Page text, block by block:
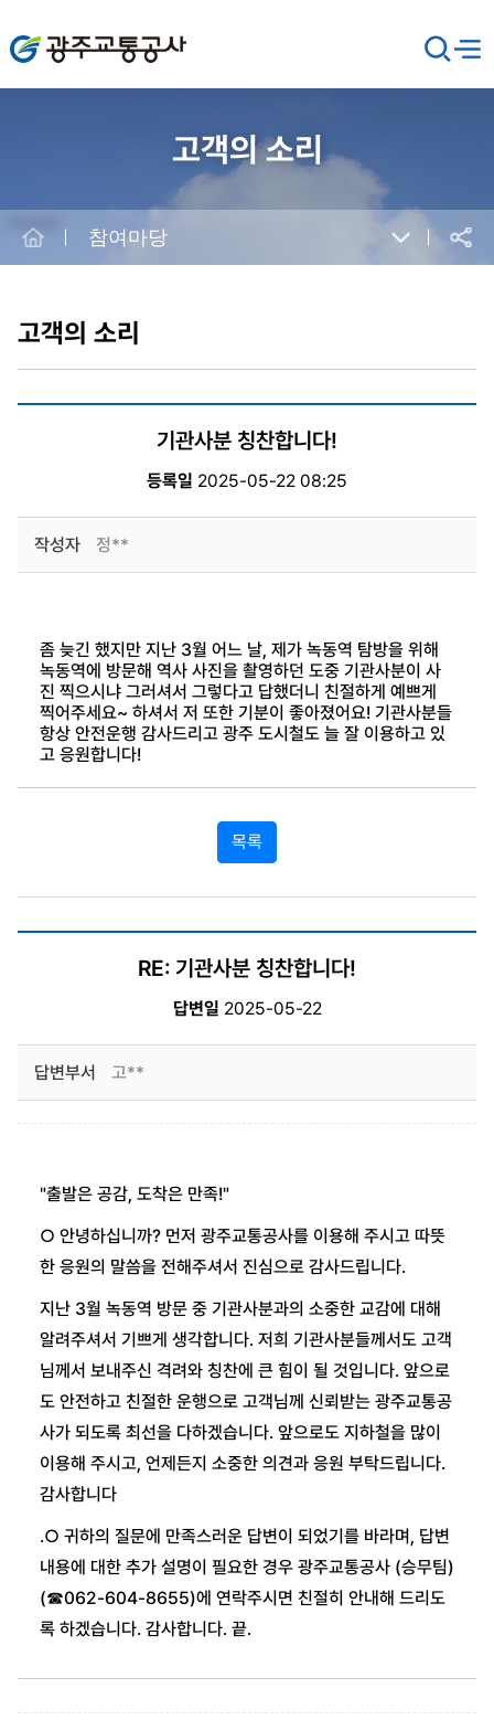
광주교통공사
검
색
창
메뉴
고객의 소리
공유
참여마당
고객의 소리
기관사분 칭찬합니다!
등록일 2025-05-22 08:25
작성자 정**
좀 늦긴 했지만 지난 3월 어느 날, 제가 녹동역 탐방을 위해
녹동역에 방문해 역사 사진을 촬영하던 도중 기관사분이 사
진 찍으시냐 그러셔서 그렇다고 답했더니 친절하게 예쁘게
찍어주세요~ 하셔서 저 또한 기분이 좋아졌어요! 기관사분들
항상 안전운행 감사드리고 광주 도시철도 늘 잘 이용하고 있
고 응원합니다!
목록
RE: 기관사분 칭찬합니다!
답변일 2025-05-22
답변부서 고**
"출발은 공감, 도착은 만족!"
○ 안녕하십니까? 먼저 광주교통공사를 이용해 주시고 따뜻
한 응원의 말씀을 전해주셔서 진심으로 감사드립니다.
지난 3월 녹동역 방문 중 기관사분과의 소중한 교감에 대해
알려주셔서 기쁘게 생각합니다. 저희 기관사분들께서도 고객
님께서 보내주신 격려와 칭찬에 큰 힘이 될 것입니다. 앞으로
도 안전하고 친절한 운행으로 고객님께 신뢰받는 광주교통공
사가 되도록 최선을 다하겠습니다. 앞으로도 지하철을 많이
이용해 주시고, 언제든지 소중한 의견과 응원 부탁드립니다.
감사합니다
.○ 귀하의 질문에 만족스러운 답변이 되었기를 바라며, 답변
내용에 대한 추가 설명이 필요한 경우 광주교통공사 (승무팀)
(☎062-604-8655)에 연락주시면 친절히 안내해 드리도
록 하겠습니다. 감사합니다. 끝.